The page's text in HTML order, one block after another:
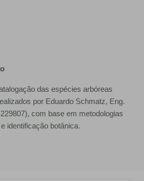
das espécies arbóreas
por Eduardo Schmatz, Eng.
com base em metodologias
identificação botânica.